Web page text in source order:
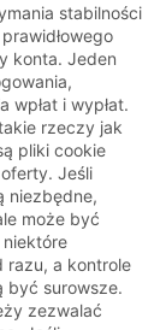
stabilności
konta. Jeden
wpłat i wypłat.
rzeczy jak
pliki cookie
Jeśli
niezbędne,
może być
razu, a kontrole
być surowsze.
zezwalać